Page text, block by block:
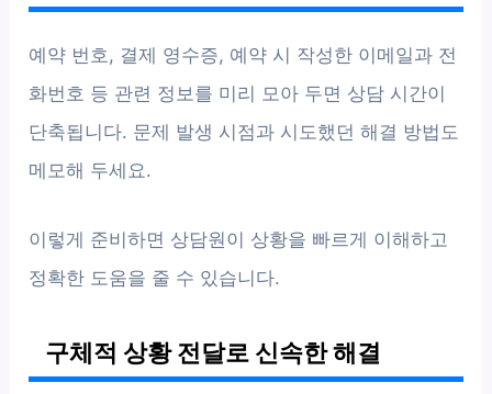
예약 번호, 결제 영수증, 예약 시 작성한 이메일과 전
화번호 등 관련 정보를 미리 모아 두면 상담 시간이
단축됩니다. 문제 발생 시점과 시도했던 해결 방법도
메모해 두세요.
이렇게 준비하면 상담원이 상황을 빠르게 이해하고
정확한 도움을 줄 수 있습니다.
구체적 상황 전달로 신속한 해결